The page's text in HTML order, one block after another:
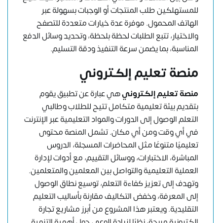
للمستهلكين طلب المنتجات أو الوجبات بسهولة عبر
الهاتف المحمول. موفرة عدة خيارات متعددة للتصفح
والاختيار، تتبع الطلبات لحظة بلحظة، وتحديد وسائل الدفع
المناسبة، بما يضمن سرعة التنفيذ ودقة التسليم.
منصة تعليم إلكتروني
منصة تعليم إلكترونيهي عبارة عن تطبيق يقوم
بتقديم بيئة تعليمية متكامل تتيح للطلاب وطالبي
التعلم الوصول إلى الدورات والمواد التعليمية عبر الإنترنت
في أي وقت ومن أي مكان. تشمل المنصة محتوى
تعليميًا متنوعًا مثل المحاضرات المسجلة، الدروس
المباشرة، الاختبارات، ووسائل التقييم، مع أدوات لإدارة
العملية التعليمية والتواصل بين المعلمين والمتعلمين.
وتهدف إلى تعزيز كفاءة التعلم، توسيع نطاق الوصول
إلى المعرفة، وخفض التكاليف مقارنة بأساليب التعليم
التقليدية. ويعتبر هذا المشروع من أبرز مشاريع تجارة